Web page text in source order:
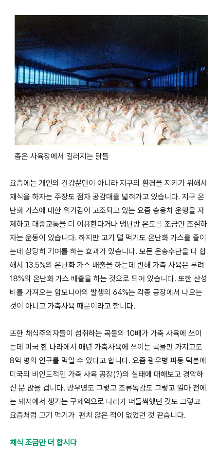
좁은 사육장에서 길러지는 닭들
요즘에는 개인의 건강뿐만이 아니라 지구의 환경을 지키기 위해서
채식을 하자는 주장도 점차 공감대를 넓혀가고 있습니다. 지구 온
난화 가스에 대한 위기감이 고조되고 있는 요즘 승용차 운행을 자
제하고 대중교통을 더 이용한다거나 냉난방 온도를 조금만 조절하
자는 운동이 있습니다. 하지만 고기 덜 먹기도 온난화 가스를 줄이
는데 상당히 기여를 하는 효과가 있습니다. 모든 운송수단을 다 합
해서 13.5%의 온난화 가스 배출을 하는데 반해 가축 사육은 무려
18%의 온난화 가스 배출을 하는 것으로 되어 있습니다. 또한 산성
비를 가져오는 암모니아의 발생의 64%는 각종 공장에서 나오는
것이 아니고 가축사육 때문이라고 합니다.
또한 채식주의자들이 섭취하는 곡물의 10배가 가축 사육에 쓰이
는데 미국 한 나라에서 매년 가축사육에 쓰이는 곡물만 가지고도
8억 명의 인구를 먹일 수 있다고 합니다. 요즘 광우병 파동 덕분에
미국의 비인도적인 가축 사육 공장(?)의 실태에 대해보고 경악하
신 분 많을 겁니다. 광우병도 그렇고 조류독감도 그렇고 얼마 전에
는 돼지에서 생기는 구제역으로 나라가 떠들썩했던 것도 그렇고
요즘처럼 고기 먹기가 편치 않은 적이 없었던 것 같습니다.
채식 조금만 더 합시다